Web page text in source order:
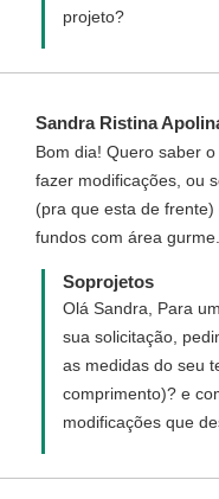
projeto?
Sandra Ristina
Bom dia! Quero saber
fazer modificações, ou
(pra que esta de
fundos com área
Soprojetos
Olá Sandra, Para
sua solicitação,
as medidas do seu
comprimento)? e
modificações que